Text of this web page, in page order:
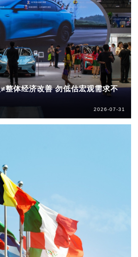
整体经济改善 勿低估宏观需求不
2026-07-31